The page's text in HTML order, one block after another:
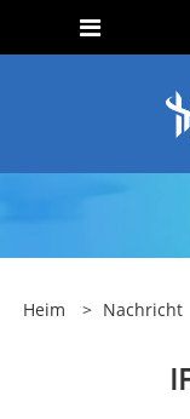
Heim > Nachricht